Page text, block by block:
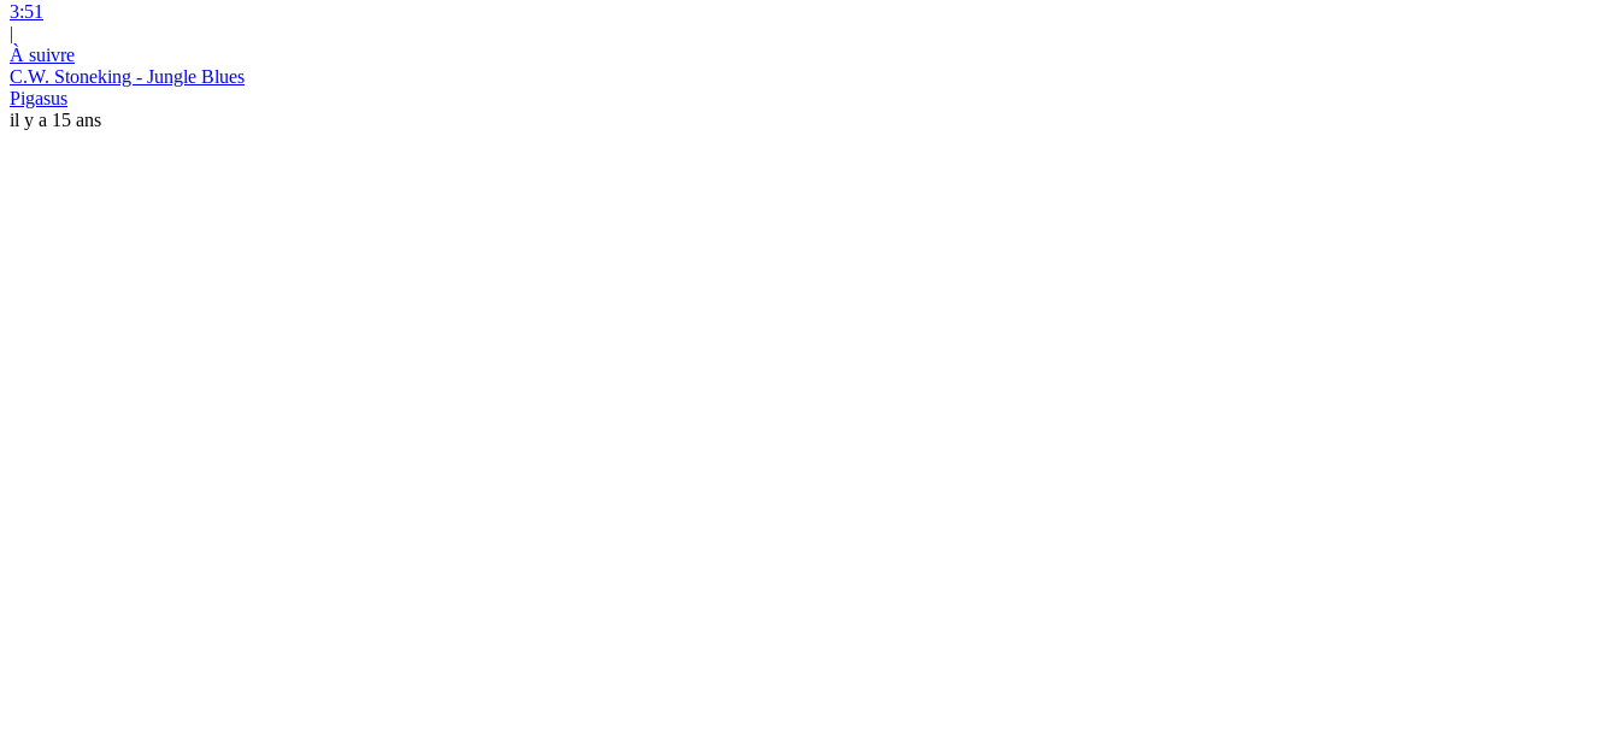
3:51
|
À suivre
C.W. Stoneking - Jungle Blues
Pigasus
il y a 15 ans